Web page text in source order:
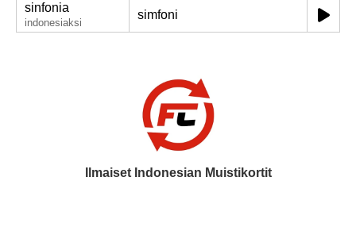
sinfonia
indonesiaksi
simfoni
Ilmaiset Indonesian Muistikortit